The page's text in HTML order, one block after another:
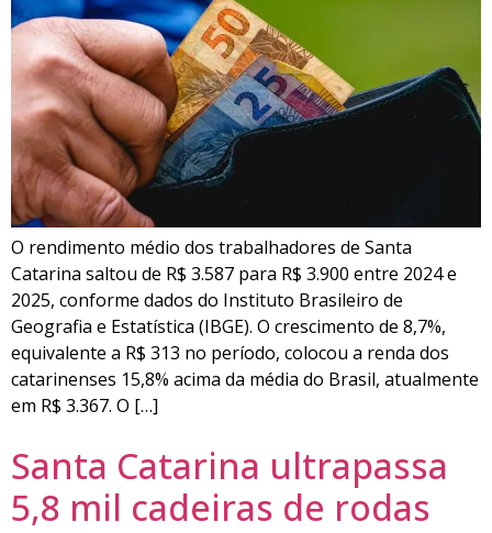
O rendimento médio dos trabalhadores de Santa
Catarina saltou de R$ 3.587 para R$ 3.900 entre 2024 e
2025, conforme dados do Instituto Brasileiro de
Geografia e Estatística (IBGE). O crescimento de 8,7%,
equivalente a R$ 313 no período, colocou a renda dos
catarinenses 15,8% acima da média do Brasil, atualmente
em R$ 3.367. O […]
Santa Catarina ultrapassa
5,8 mil cadeiras de rodas